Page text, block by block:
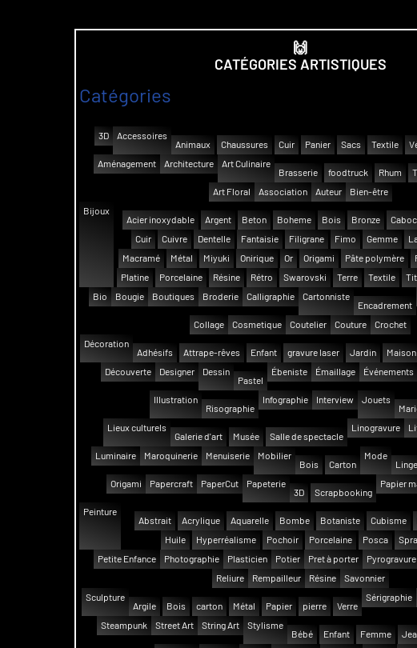
🙌
CATÉGORIES ARTISTIQUES
Catégories
3D
Accessoires
Animaux
Chaussures Cuir Panier Sacs Textile
Aménagement
Architecture
Art Culinaire
Brasserie
foodtruck Rhum
Art Floral Association Auteur
Bien-être
Bijoux
Acier inoxydable
Argent Beton Boheme Bois Bronze
Cuir
Cuivre Dentelle Fantaisie Filigrane Fimo Gemme
Macramé
Métal Miyuki Onirique Or Origami Pâte polymère
Platine
Porcelaine Résine Rétro Swarovski Terre Textile
Bio
Bougie Boutiques Broderie Calligraphie
Cartonniste
Encadrement
Collage Cosmetique Coutelier Couture
Crochet
Décoration
Adhésifs
Attrape-rêves Enfant gravure laser Jardin Maison
Découverte
Designer
Dessin
Pastel
Ébeniste Émaillage Événements
Illustration
Risographie
Infographie Interview
Jouets
Lieux culturels
Galerie d'art
Musée Salle de spectacle
Linogravure
Luminaire Maroquinerie Menuiserie
Mobilier
Bois
Carton
Mode
Origami Papercraft PaperCut
Papeterie
3D
Scrapbooking
Papier
Peinture
Abstrait
Acrylique Aquarelle Bombe Botaniste Cubisme
Huile
Hyperréalisme Pochoir Porcelaine Posca
Petite Enfance
Photographie Plasticien Potier Pret à porter Pyrogravure
Reliure
Rempailleur Résine
Savonnier
Sculpture
Argile
Bois carton Métal Papier pierre Verre
Sérigraphie
Steampunk Street Art String Art
Stylisme
Bébé
Enfant Femme